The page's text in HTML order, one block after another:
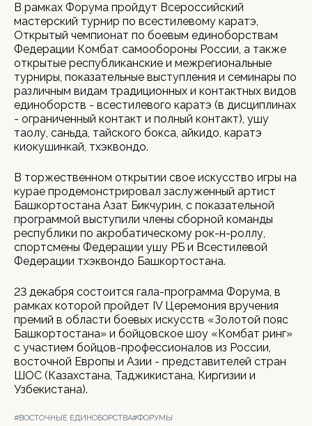
В рамках Форума пройдут Всероссийский
мастерский турнир по всестилевому каратэ,
Открытый чемпионат по боевым единоборствам
Федерации Комбат самообороны России, а также
открытые республиканские и межрегиональные
турниры, показательные выступления и семинары по
различным видам традиционных и контактных видов
единоборств - всестилевого каратэ (в дисциплинах
- ограниченный контакт и полный контакт), ушу
таолу, саньда, тайского бокса, айкидо, каратэ
киокушинкай, тхэквондо.
В торжественном открытии свое искусство игры на
курае продемонстрировал заслуженный артист
Башкортостана Азат Бикчурин, с показательной
программой выступили члены сборной команды
республики по акробатическому рок-н-роллу,
спортсмены Федерации ушу РБ и Всестилевой
Федерации тхэквондо Башкортостана.
23 декабря состоится гала-программа Форума, в
рамках которой пройдет IV Церемония вручения
премий в области боевых искусств «Золотой пояс
Башкортостана» и бойцовское шоу «Комбат ринг»
с участием бойцов-профессионалов из России,
восточной Европы и Азии - представителей стран
ШОС (Казахстана, Таджикистана, Киргизии и
Узбекистана).
#ВОСТОЧНЫЕ ЕДИНОБОРСТВА#ФОРУМЫ